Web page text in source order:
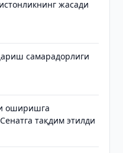
жасади
самарадорлиги
оширишга
тақдим этилди